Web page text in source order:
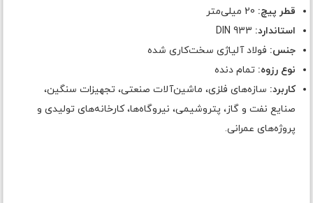
قطر پیچ:
استاندارد:
جنس: فولاد آلیاژی سخت‌کاری شده
نوع رزوه: تمام دنده
کاربرد: سازه‌های فلزی، ماشین‌آلات صنعتی، تجهیزات سنگین،
صنایع نفت و گاز، پتروشیمی، نیروگاه‌ها، کارخانه‌های تولیدی و
پروژه‌های عمرانی.